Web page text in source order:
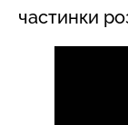
частинки